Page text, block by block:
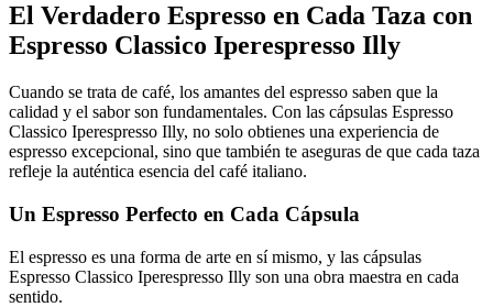
El Verdadero Espresso en Cada Taza con
Espresso Classico Iperespresso Illy
Cuando se trata de café, los amantes del espresso saben que la
calidad y el sabor son fundamentales. Con las cápsulas Espresso
Classico Iperespresso Illy, no solo obtienes una experiencia de
espresso excepcional, sino que también te aseguras de que cada taza
refleje la auténtica esencia del café italiano.
Un Espresso Perfecto en Cada Cápsula
El espresso es una forma de arte en sí mismo, y las cápsulas
Espresso Classico Iperespresso Illy son una obra maestra en cada
sentido.